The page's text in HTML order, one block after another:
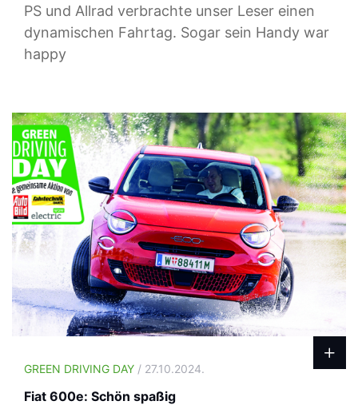
PS und Allrad verbrachte unser Leser einen
dynamischen Fahrtag. Sogar sein Handy war
happy
GREEN DRIVING DAY / 27.10.2024.
Fiat 600e: Schön spaßig